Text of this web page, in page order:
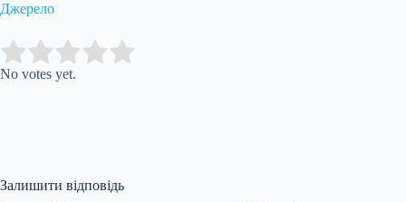
Джерело
Rate this item:
No votes yet.
Залишити відповідь